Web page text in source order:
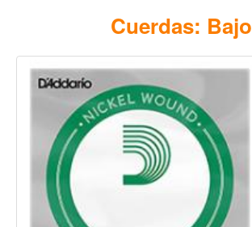
Electrica
Amplificadores
Pedales de efectos
Estuches y fundas
Fajas y colgantes
Accesorios
Cuerdas: Bajo